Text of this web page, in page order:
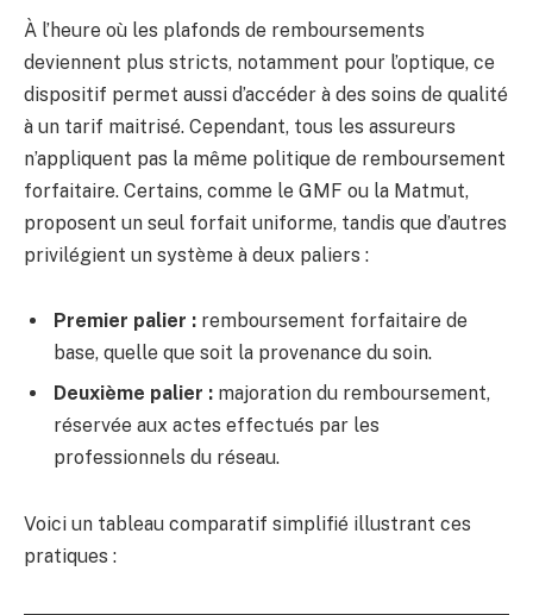
À l’heure où les plafonds de remboursements
deviennent plus stricts, notamment pour l’optique, ce
dispositif permet aussi d’accéder à des soins de qualité
à un tarif maitrisé. Cependant, tous les assureurs
n’appliquent pas la même politique de remboursement
forfaitaire. Certains, comme le GMF ou la Matmut,
proposent un seul forfait uniforme, tandis que d’autres
privilégient un système à deux paliers :
Premier palier : remboursement forfaitaire de
base, quelle que soit la provenance du soin.
Deuxième palier : majoration du remboursement,
réservée aux actes effectués par les
professionnels du réseau.
Voici un tableau comparatif simplifié illustrant ces
pratiques :